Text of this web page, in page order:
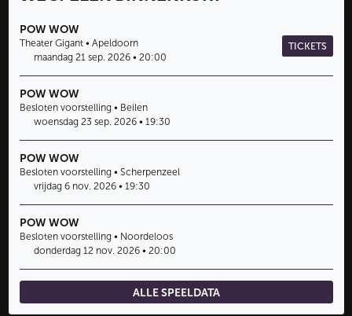
POW WOW
Theater Gigant • Apeldoorn
maandag 21 sep. 2026 • 20:00
TICKETS
POW WOW
Besloten voorstelling • Beilen
woensdag 23 sep. 2026 • 19:30
POW WOW
Besloten voorstelling • Scherpenzeel
vrijdag 6 nov. 2026 • 19:30
POW WOW
Besloten voorstelling • Noordeloos
donderdag 12 nov. 2026 • 20:00
ALLE SPEELDATA